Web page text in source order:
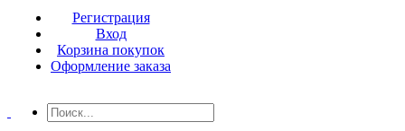
Регистрация
Вход
Корзина покупок
Оформление заказа